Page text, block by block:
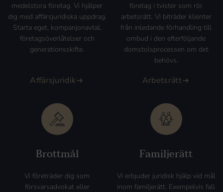
medelstora företag. Vi hjälper
dig med affärsjuridiska uppdrag.
Starta eget, kompanjonavtal,
företagsöverlåtelser och
generationsskifte.
Affärsjuridik
företag i tvister som rör
arbetsrätt. Vi biträder klienter
från inledande förhandling till
ombud i den efterföljande
domstolsprocessen om det
behövs.
Arbetsrätt
Brottmål
Vi företräder dig som
försvarsadvokat eller
Familjerätt
Vi erbjuder juridisk hjälp vid mål
inom familjerätt. Exempelvis fall